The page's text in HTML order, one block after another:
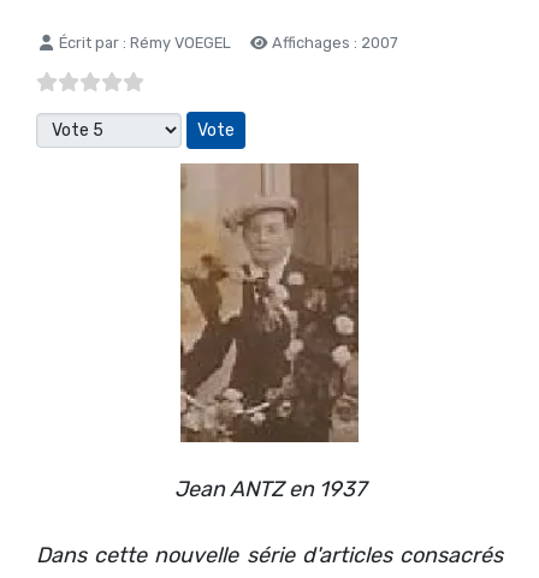
Détails
Écrit par : Rémy VOEGEL Affichages : 2007
Veuillez voter
Jean ANTZ en 1937
Dans cette nouvelle série d'articles consacrés